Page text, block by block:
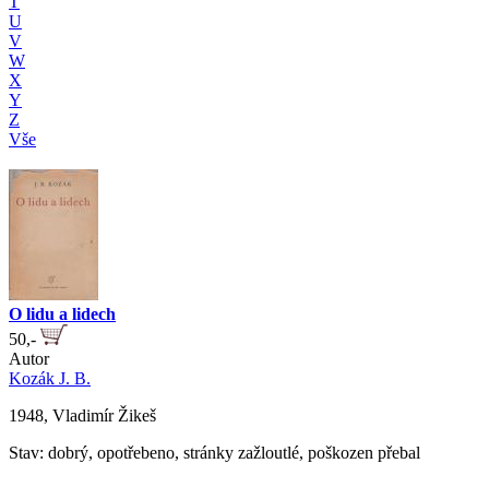
U
V
W
X
Y
Z
Vše
O lidu a lidech
50,-
Autor
Kozák J. B.
1948, Vladimír Žikeš
Stav: dobrý, opotřebeno, stránky zažloutlé, poškozen přebal